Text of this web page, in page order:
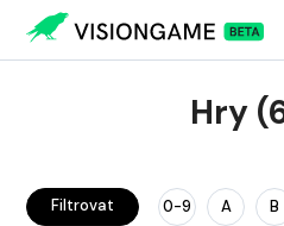
Hry
Filtrovat 0-9 A B